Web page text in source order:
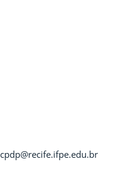
cpdp@recife.ifpe.edu.br